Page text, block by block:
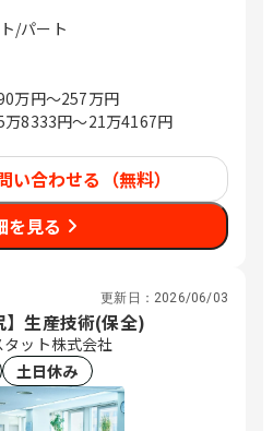
、富士見町、平塚、大磯、熊
谷塚、葭川公園、千葉中央、
園、京成船橋、船橋、柏、北
田、成田、旭川、苫小牧、青
前、函館、釧路、東釧路、本
野、山形、北山形、郡山、郡
わき、赤井、水戸、偕楽園、
つくば、太田、韮川、新潟、
山、金沢、北鉄金沢、福井、長
松本、北松本、静岡、日吉
岡崎、津、江戸橋、四日市、近
三宮・花時計前、神戸三宮、
奈良、和歌山市、紀和、鳥
、松江、松江しんじ湖温泉、
園、岡山、広島、福山、下
、徳島、阿波富田、大橋通、
大鳥町424-1 / 前後、徳重、
/パート
万円〜257万円
万8333円〜21万4167円
い合わせる（無料）
を見る
更新日： 2026/06/03
】生産技術(保全)
ット株式会社
土日休み